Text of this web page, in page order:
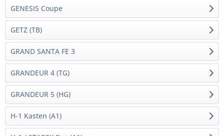
GENESIS Coupe
GETZ (TB)
GRAND SANTA FE 3
GRANDEUR 4 (TG)
GRANDEUR 5 (HG)
H-1 Kasten (A1)